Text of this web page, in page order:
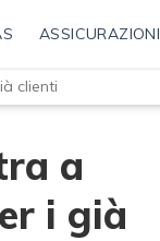
ASSICURAZIONI
clienti
a
i già